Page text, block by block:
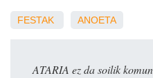
FESTAK ANOETA
ATARIA ez da soilik